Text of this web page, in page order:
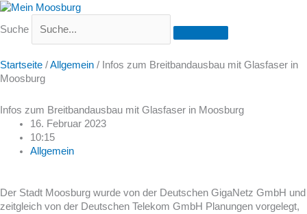
Suche
Startseite /Allgemein / Infos zum Breitbandausbau mit Glasfaser in
Moosburg
Infos zum Breitbandausbau mit Glasfaser in Moosburg
16. Februar 2023
10:15
Allgemein
Der Stadt Moosburg wurde von der Deutschen GigaNetz GmbH und
zeitgleich von der Deutschen Telekom GmbH Planungen vorgelegt,